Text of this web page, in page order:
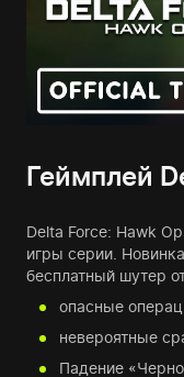
Геймплей
Delta Force: Hawk
игры серии.
бесплатный шутер
опасные
невероятные
Падение